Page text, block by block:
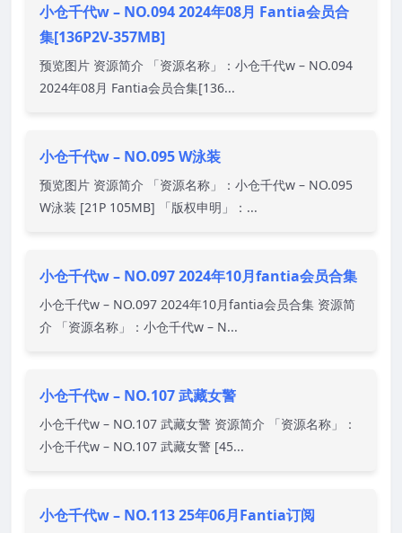
小仓千代w – NO.094 2024年08月 Fantia会员合
集[136P2V-357MB]
预览图片 资源简介 「资源名称」：小仓千代w – NO.094
2024年08月 Fantia会员合集[136...
小仓千代w – NO.095 W泳装
预览图片 资源简介 「资源名称」：小仓千代w – NO.095
W泳装 [21P 105MB] 「版权申明」：...
小仓千代w – NO.097 2024年10月fantia会员合集
小仓千代w – NO.097 2024年10月fantia会员合集 资源简
介 「资源名称」：小仓千代w – N...
小仓千代w – NO.107 武藏女警
小仓千代w – NO.107 武藏女警 资源简介 「资源名称」：
小仓千代w – NO.107 武藏女警 [45...
小仓千代w – NO.113 25年06月Fantia订阅